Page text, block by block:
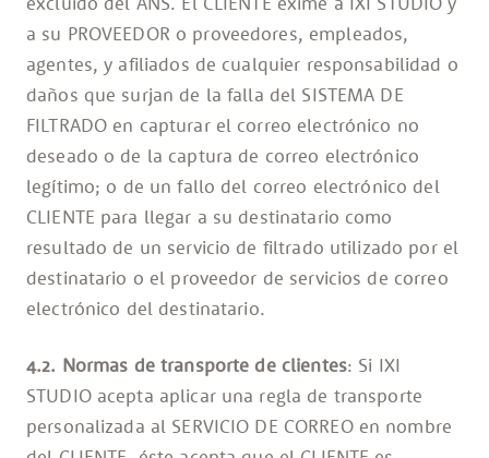
a su PROVEEDOR o proveedores, empleados,
agentes, y afiliados de cualquier responsabilidad o
daños que surjan de la falla del SISTEMA DE
FILTRADO en capturar el correo electrónico no
deseado o de la captura de correo electrónico
legítimo; o de un fallo del correo electrónico del
CLIENTE para llegar a su destinatario como
resultado de un servicio de filtrado utilizado por el
destinatario o el proveedor de servicios de correo
electrónico del destinatario.
4.2. Normas de transporte de clientes: Si IXI
STUDIO acepta aplicar una regla de transporte
personalizada al SERVICIO DE CORREO en nombre